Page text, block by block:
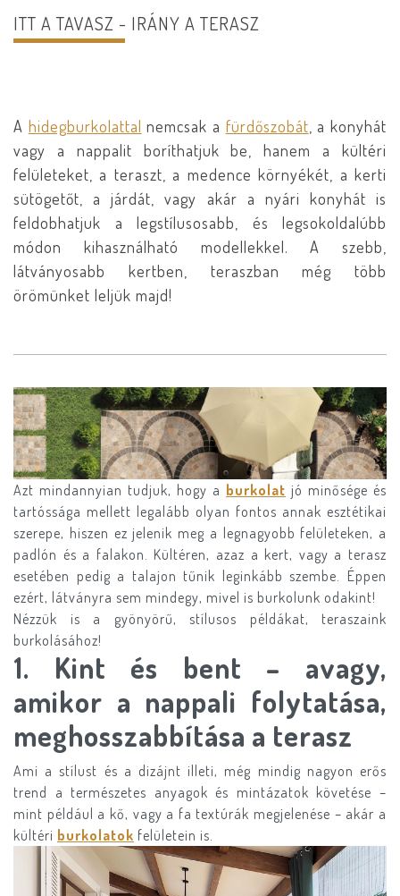
ITT A TAVASZ - IRÁNY A TERASZ
A hidegburkolattal nemcsak a fürdőszobát , a konyhát
vagy a nappalit boríthatjuk be, hanem a kültéri
felületeket, a teraszt, a medence környékét, a kerti
sütögetőt, a járdát, vagy akár a nyári konyhát is
feldobhatjuk a legstílusosabb, és legsokoldalúbb
módon kihasználható modellekkel. A szebb,
látványosabb kertben, teraszban még több
örömünket leljük majd!
Azt mindannyian tudjuk, hogy a burkolat jó minősége és
tartóssága mellett legalább olyan fontos annak esztétikai
szerepe, hiszen ez jelenik meg a legnagyobb felületeken, a
padlón és a falakon. Kültéren, azaz a kert, vagy a terasz
esetében pedig a talajon tűnik leginkább szembe. Éppen
ezért, látványra sem mindegy, mivel is burkolunk odakint!
Nézzük is a gyönyörű, stílusos példákat, teraszaink
burkolásához!
1. Kint és bent – avagy,
amikor a nappali folytatása,
meghosszabbítása a terasz
Ami a stílust és a dizájnt illeti, még mindig nagyon erős
trend a természetes anyagok és mintázatok követése –
mint például a kő, vagy a fa textúrák megjelenése – akár a
kültéri burkolatok felületein is.